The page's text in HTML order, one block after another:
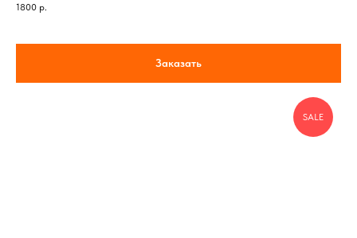
1800 р.
Заказать
SALE